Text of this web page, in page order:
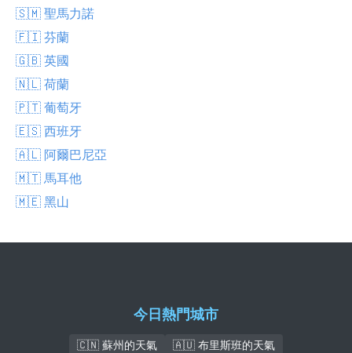
🇸🇲 聖馬力諾
🇫🇮 芬蘭
🇬🇧 英國
🇳🇱 荷蘭
🇵🇹 葡萄牙
🇪🇸 西班牙
🇦🇱 阿爾巴尼亞
🇲🇹 馬耳他
🇲🇪 黑山
今日熱門城市
🇨🇳 蘇州的天氣
🇦🇺 布里斯班的天氣